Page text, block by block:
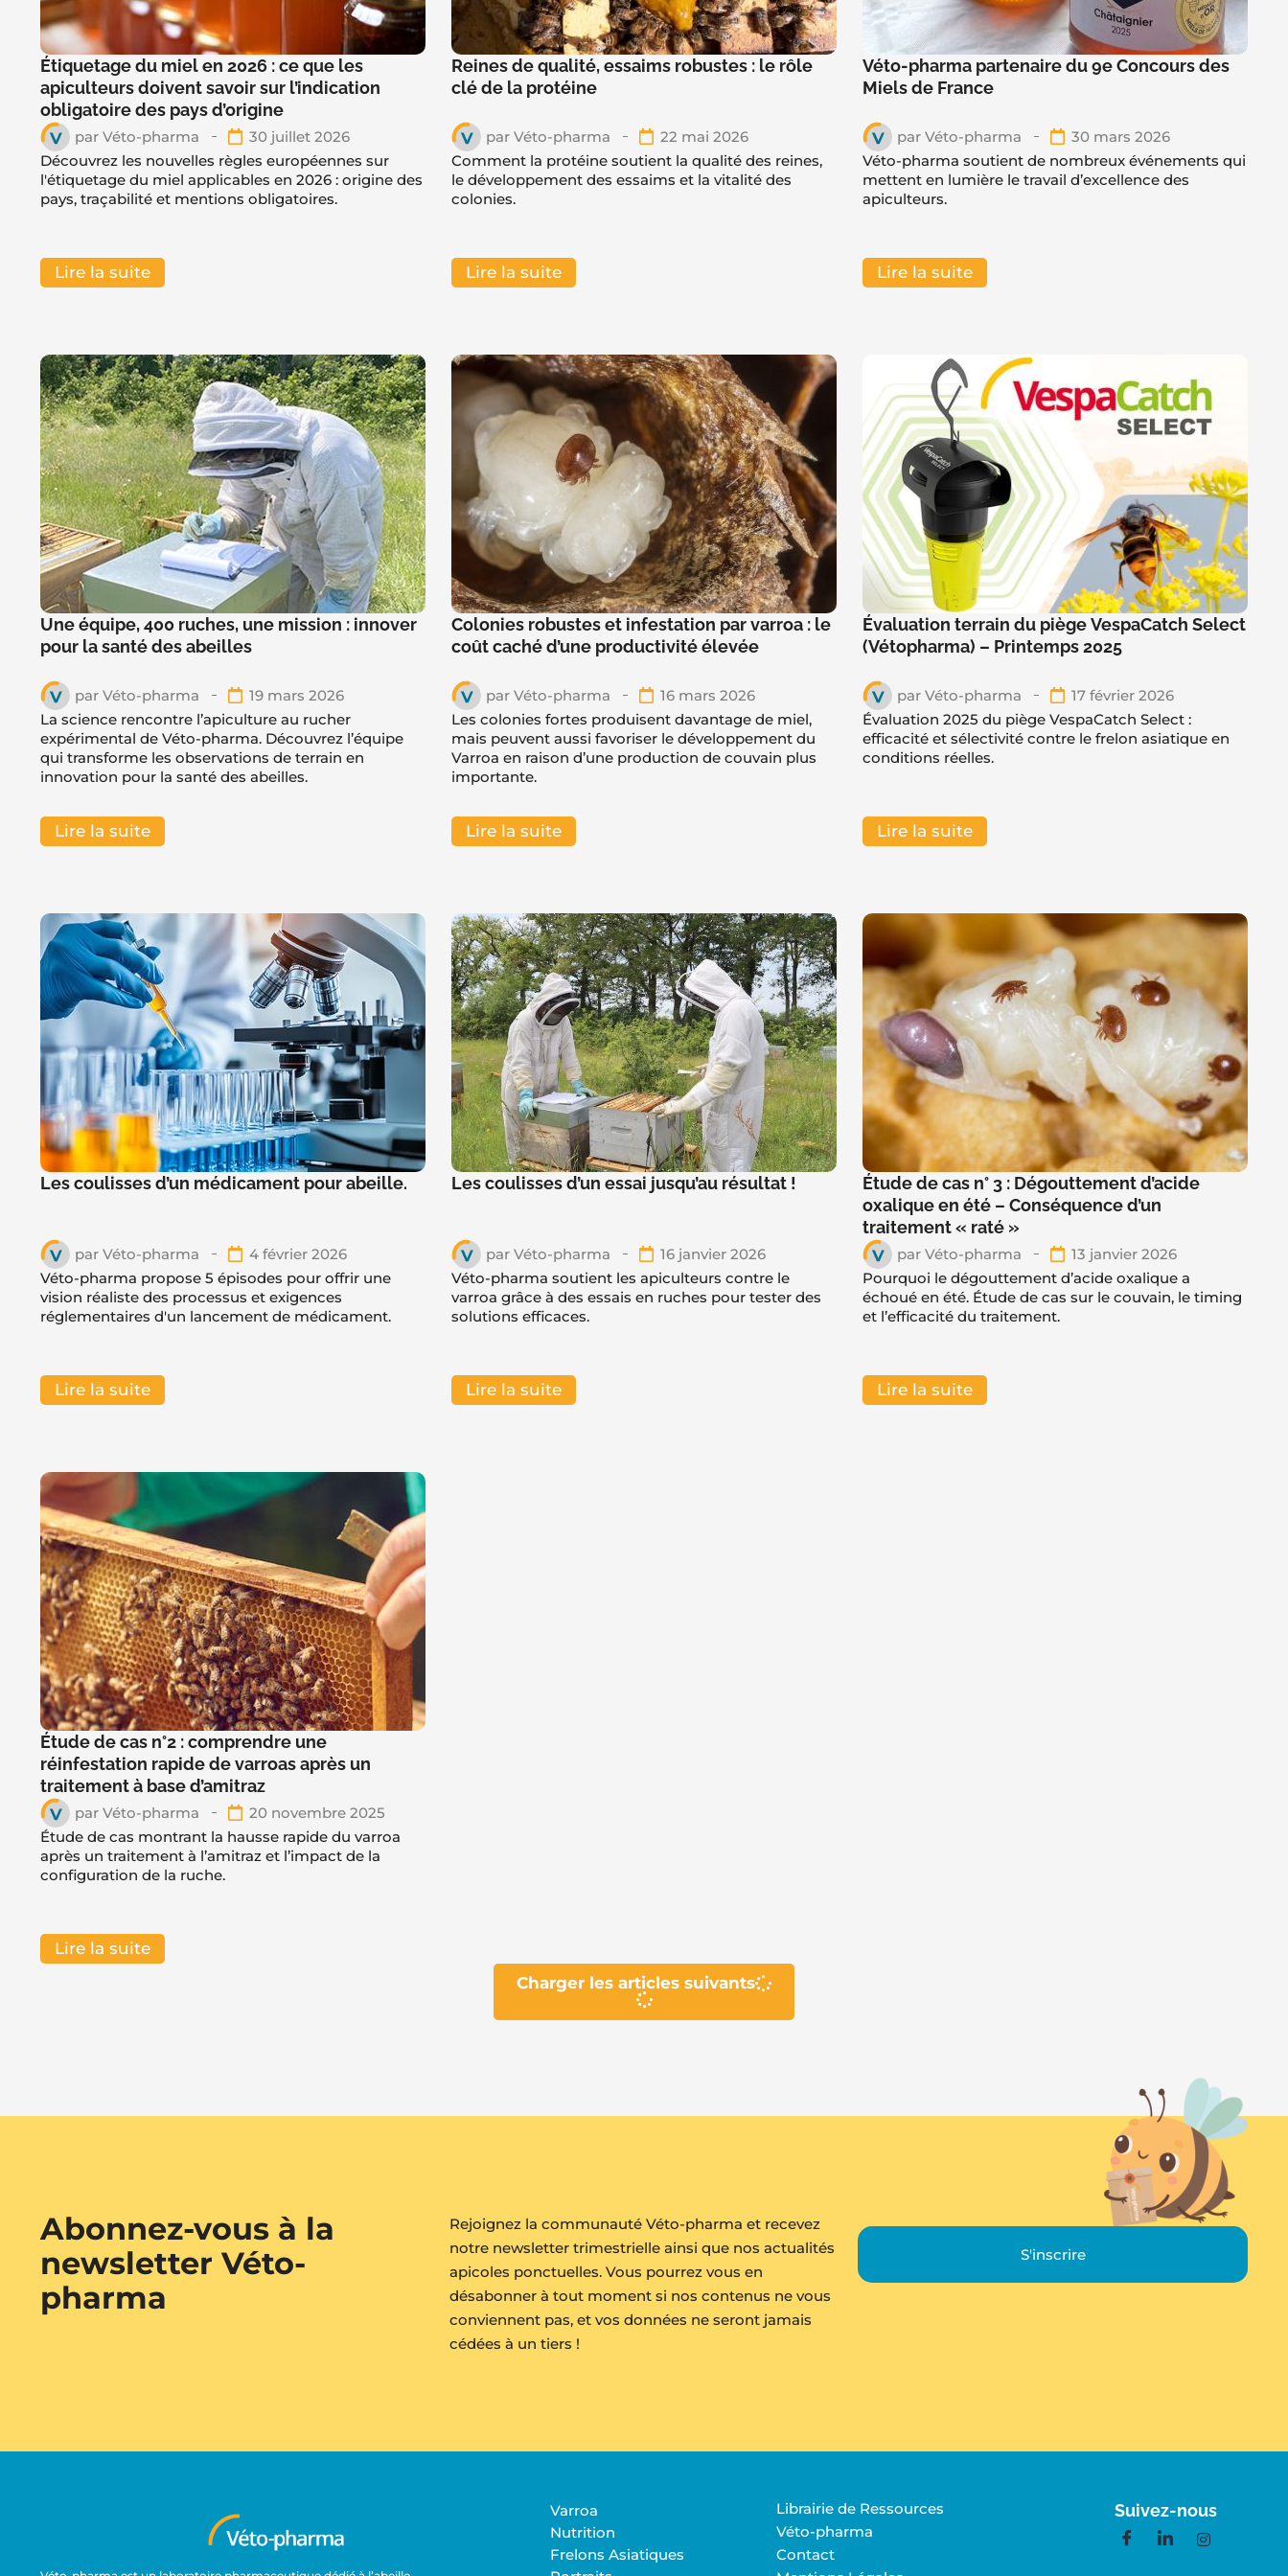
Étiquetage du miel en 2026 : ce que les
apiculteurs doivent savoir sur l’indication
obligatoire des pays d’origine
par Véto-pharma
30 juillet 2026
Découvrez les nouvelles règles européennes sur
l'étiquetage du miel applicables en 2026 : origine des
pays, traçabilité et mentions obligatoires.
Lire la suite
Reines de qualité, essaims robustes : le rôle
clé de la protéine
par Véto-pharma
22 mai 2026
Comment la protéine soutient la qualité des reines,
le développement des essaims et la vitalité des
colonies.
Lire la suite
Véto-pharma partenaire du 9e Concours des
Miels de France
par Véto-pharma
30 mars 2026
Véto-pharma soutient de nombreux événements qui
mettent en lumière le travail d’excellence des
apiculteurs.
Lire la suite
Une équipe, 400 ruches, une mission : innover
pour la santé des abeilles
par Véto-pharma
19 mars 2026
La science rencontre l’apiculture au rucher
expérimental de Véto-pharma. Découvrez l’équipe
qui transforme les observations de terrain en
innovation pour la santé des abeilles.
Lire la suite
Colonies robustes et infestation par varroa : le
coût caché d’une productivité élevée
par Véto-pharma
16 mars 2026
Les colonies fortes produisent davantage de miel,
mais peuvent aussi favoriser le développement du
Varroa en raison d’une production de couvain plus
importante.
Lire la suite
Évaluation terrain du piège VespaCatch Select
(Vétopharma) – Printemps 2025
par Véto-pharma
17 février 2026
Évaluation 2025 du piège VespaCatch Select :
efficacité et sélectivité contre le frelon asiatique en
conditions réelles.
Lire la suite
Les coulisses d’un médicament pour abeille.
par Véto-pharma
4 février 2026
Véto-pharma propose 5 épisodes pour offrir une
vision réaliste des processus et exigences
réglementaires d'un lancement de médicament.
Lire la suite
Les coulisses d’un essai jusqu’au résultat !
par Véto-pharma
16 janvier 2026
Véto-pharma soutient les apiculteurs contre le
varroa grâce à des essais en ruches pour tester des
solutions efficaces.
Lire la suite
Étude de cas n° 3 : Dégouttement d’acide
oxalique en été – Conséquence d’un
traitement « raté »
par Véto-pharma
13 janvier 2026
Pourquoi le dégouttement d’acide oxalique a
échoué en été. Étude de cas sur le couvain, le timing
et l’efficacité du traitement.
Lire la suite
Étude de cas n°2 : comprendre une
réinfestation rapide de varroas après un
traitement à base d’amitraz
par Véto-pharma
20 novembre 2025
Étude de cas montrant la hausse rapide du varroa
après un traitement à l’amitraz et l’impact de la
configuration de la ruche.
Lire la suite
Charger les articles suivants
Abonnez-vous à la
newsletter Véto-
pharma
Rejoignez la communauté Véto-pharma et recevez
notre newsletter trimestrielle ainsi que nos actualités
apicoles ponctuelles. Vous pourrez vous en
désabonner à tout moment si nos contenus ne vous
conviennent pas, et vos données ne seront jamais
cédées à un tiers !
S'inscrire
Varroa
Nutrition
Frelons Asiatiques
Librairie de Ressources
Véto-pharma
Contact
Suivez-nous